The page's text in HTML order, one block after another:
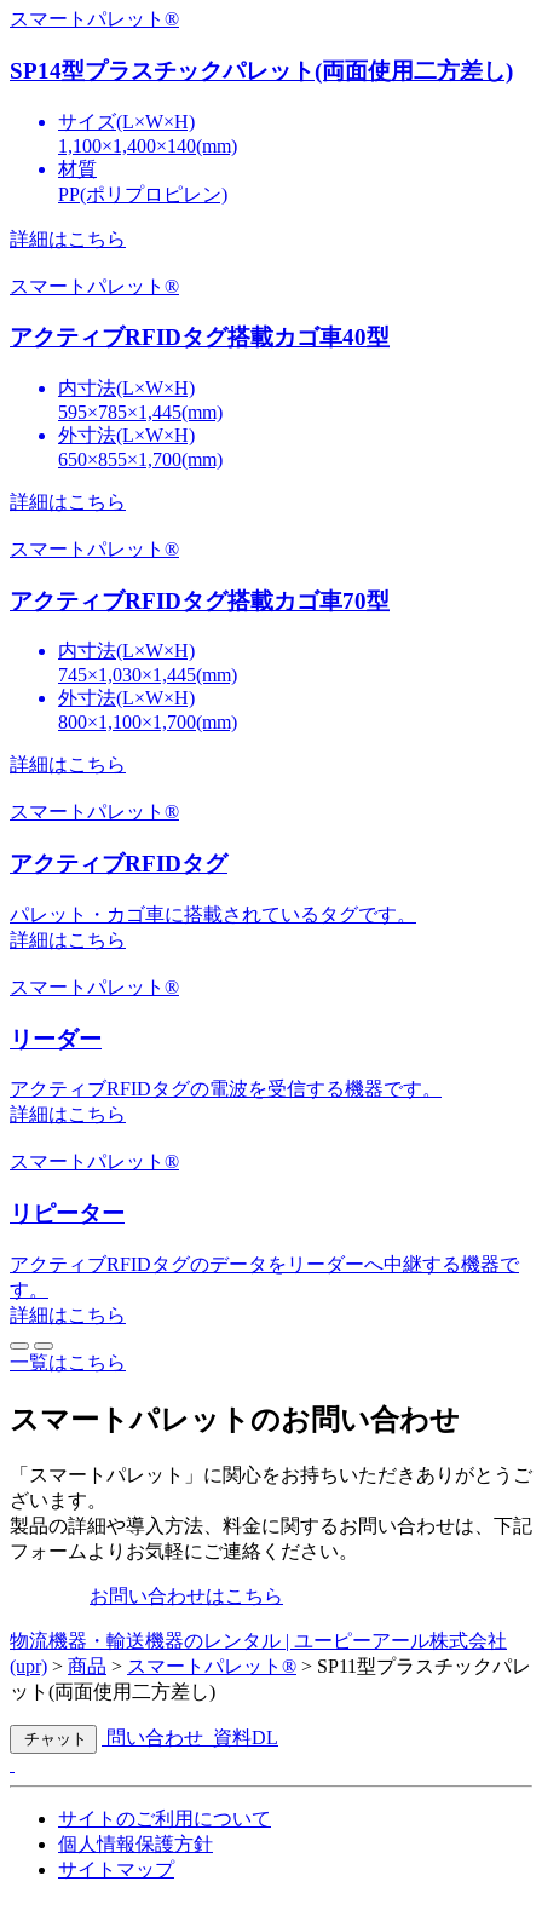
スマートパレット®
SP14型プラスチックパレット(両面使用二方差し)
サイズ(L×W×H)
1,100×1,400×140(mm)
材質
PP(ポリプロピレン)
詳細はこちら
スマートパレット®
アクティブRFIDタグ搭載カゴ車40型
内寸法(L×W×H)
595×785×1,445(mm)
外寸法(L×W×H)
650×855×1,700(mm)
詳細はこちら
スマートパレット®
アクティブRFIDタグ搭載カゴ車70型
内寸法(L×W×H)
745×1,030×1,445(mm)
外寸法(L×W×H)
800×1,100×1,700(mm)
詳細はこちら
スマートパレット®
アクティブRFIDタグ
パレット・カゴ車に搭載されているタグです。
詳細はこちら
スマートパレット®
リーダー
アクティブRFIDタグの電波を受信する機器です。
詳細はこちら
スマートパレット®
リピーター
アクティブRFIDタグのデータをリーダーへ中継する機器で
す。
詳細はこちら
一覧はこちら
スマートパレットのお問い合わせ
「スマートパレット」に関心をお持ちいただきありがとうご
ざいます。
製品の詳細や導入方法、料金に関するお問い合わせは、下記
フォームよりお気軽にご連絡ください。
お問い合わせはこちら
物流機器・輸送機器のレンタル | ユーピーアール株式会社
(upr) > 商品 > スマートパレット® > SP11型プラスチックパレ
ット(両面使用二方差し)
チャット 問い合わせ 資料DL
サイトのご利用について
個人情報保護方針
サイトマップ